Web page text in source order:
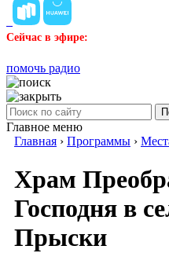
Сейчас в эфире:
помочь радио
Главное меню
Главная › Программы ›
Храм
Господня в
Прыски